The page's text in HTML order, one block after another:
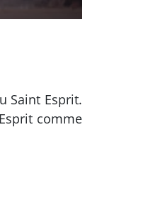
Saint Esprit.
comme